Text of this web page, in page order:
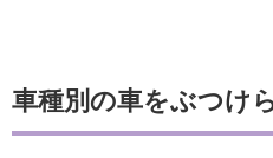
車種別の車をぶつけ